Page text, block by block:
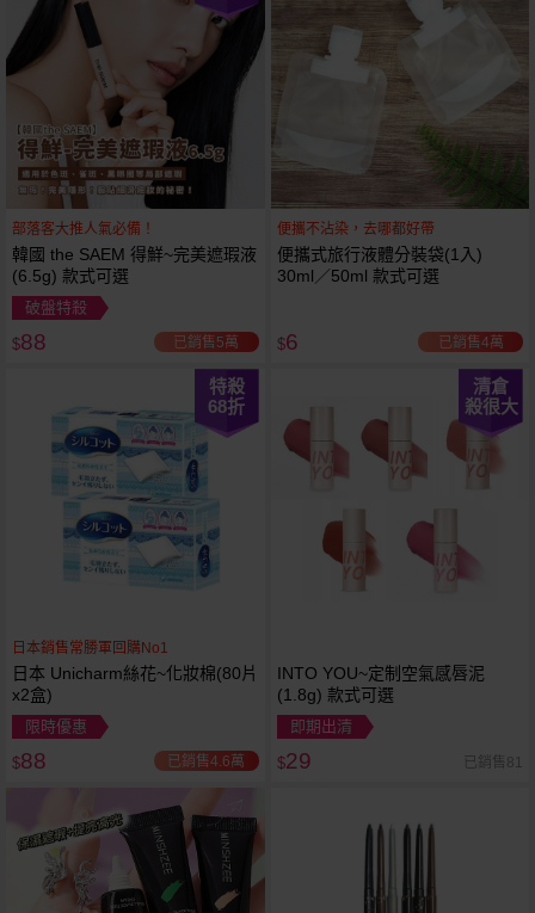
部落客大推人氣必備！
韓國 the SAEM 得鮮~完美遮瑕液
(6.5g) 款式可選
破盤特殺
$88 已銷售5萬
便攜不沾染，去哪都好帶
便攜式旅行液體分裝袋(1入)
30ml／50ml 款式可選
$6 已銷售4萬
特殺
68折
日本銷售常勝軍回購No1
日本 Unicharm絲花~化妝棉(80片
x2盒)
限時優惠
$88 已銷售4.6萬
清倉
殺很大
INTO YOU~定制空氣感唇泥
(1.8g) 款式可選
即期出清
$29 已銷售81